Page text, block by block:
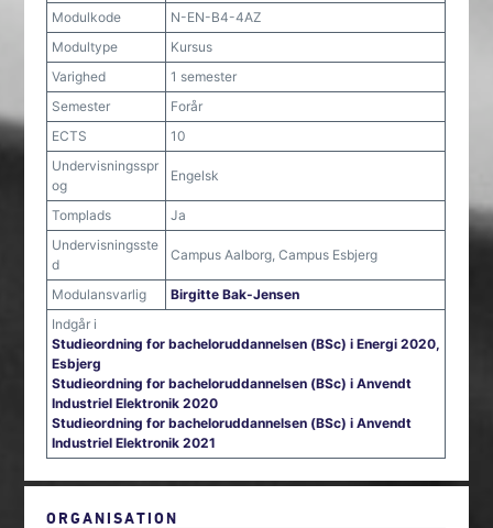
Modulkode
N-EN-B4-4AZ
Modultype
Kursus
Varighed
1 semester
Semester
Forår
ECTS
10
Undervisningsspr
og
Engelsk
Tomplads
Ja
Undervisningsste
d
Campus Aalborg, Campus Esbjerg
Modulansvarlig
Birgitte Bak-Jensen
Indgår i
Studieordning for bacheloruddannelsen (BSc) i Energi 2020,
Esbjerg
Studieordning for bacheloruddannelsen (BSc) i Anvendt
Industriel Elektronik 2020
Studieordning for bacheloruddannelsen (BSc) i Anvendt
Industriel Elektronik 2021
ORGANISATION